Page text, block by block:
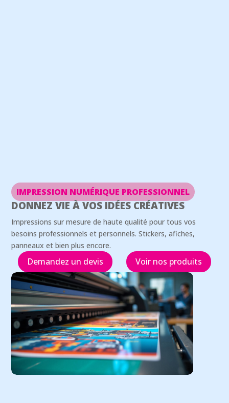
IMPRESSION NUMÉRIQUE PROFESSIONNEL
DONNEZ VIE À VOS IDÉES CRÉATIVES
Impressions sur mesure de haute qualité pour tous vos
besoins professionnels et personnels. Stickers, afiches,
panneaux et bien plus encore.
Demandez un devis Voir nos produits